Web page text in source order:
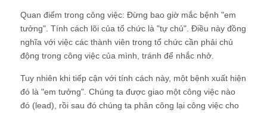
Quan điểm trong công việc: Đừng bao giờ mắc bệnh "em
tưởng". Tính cách lõi của tổ chức là "tự chủ". Điều này đồng
nghĩa với việc các thành viên trong tổ chức cần phải chủ
động trong công việc của mình, tránh để nhắc nhở.
Tuy nhiên khi tiếp cận với tính cách này, một bệnh xuất hiện
đó là "em tưởng". Chúng ta được giao một công việc nào
đó (lead), rồi sau đó chúng ta phân công lại công việc cho